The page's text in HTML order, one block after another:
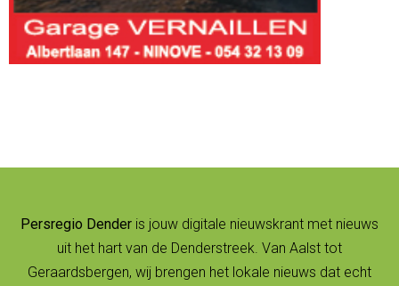
Persregio Dender is jouw digitale nieuwskrant met nieuws
uit het hart van de Denderstreek. Van Aalst tot
Geraardsbergen, wij brengen het lokale nieuws dat echt